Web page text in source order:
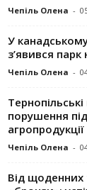
Чепіль Олена -
У канадському
з’явився
Чепіль Олена -
порушення
Чепіль Олена -
Від щоденних